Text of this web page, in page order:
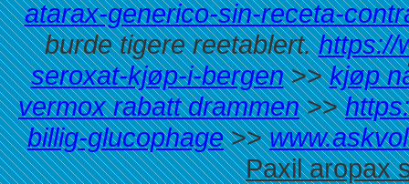
atarax-generico-sin-receta-
burde tigere reetablert. https://
seroxat-kjøp-i-bergen>>kjøp
vermox rabatt drammen>>
billig-glucophage>>
Paxil aropax